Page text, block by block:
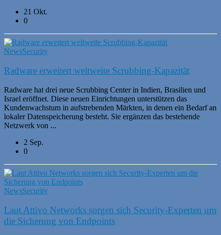
21 Okt.
0
NewsSecurity
Radware erweitert weltweite Scrubbing-Kapazität
Radware hat drei neue Scrubbing Center in Indien, Brasilien und
Israel eröffnet. Diese neuen Einrichtungen unterstützen das
Kundenwachstum in aufstrebenden Märkten, in denen ein Bedarf an
lokaler Datenspeicherung besteht. Sie ergänzen das bestehende
Netzwerk von ...
2 Sep.
0
NewsSecurity
Laut Attivo Networks sorgen sich Security-Experten um
die Sicherung von Endpoints